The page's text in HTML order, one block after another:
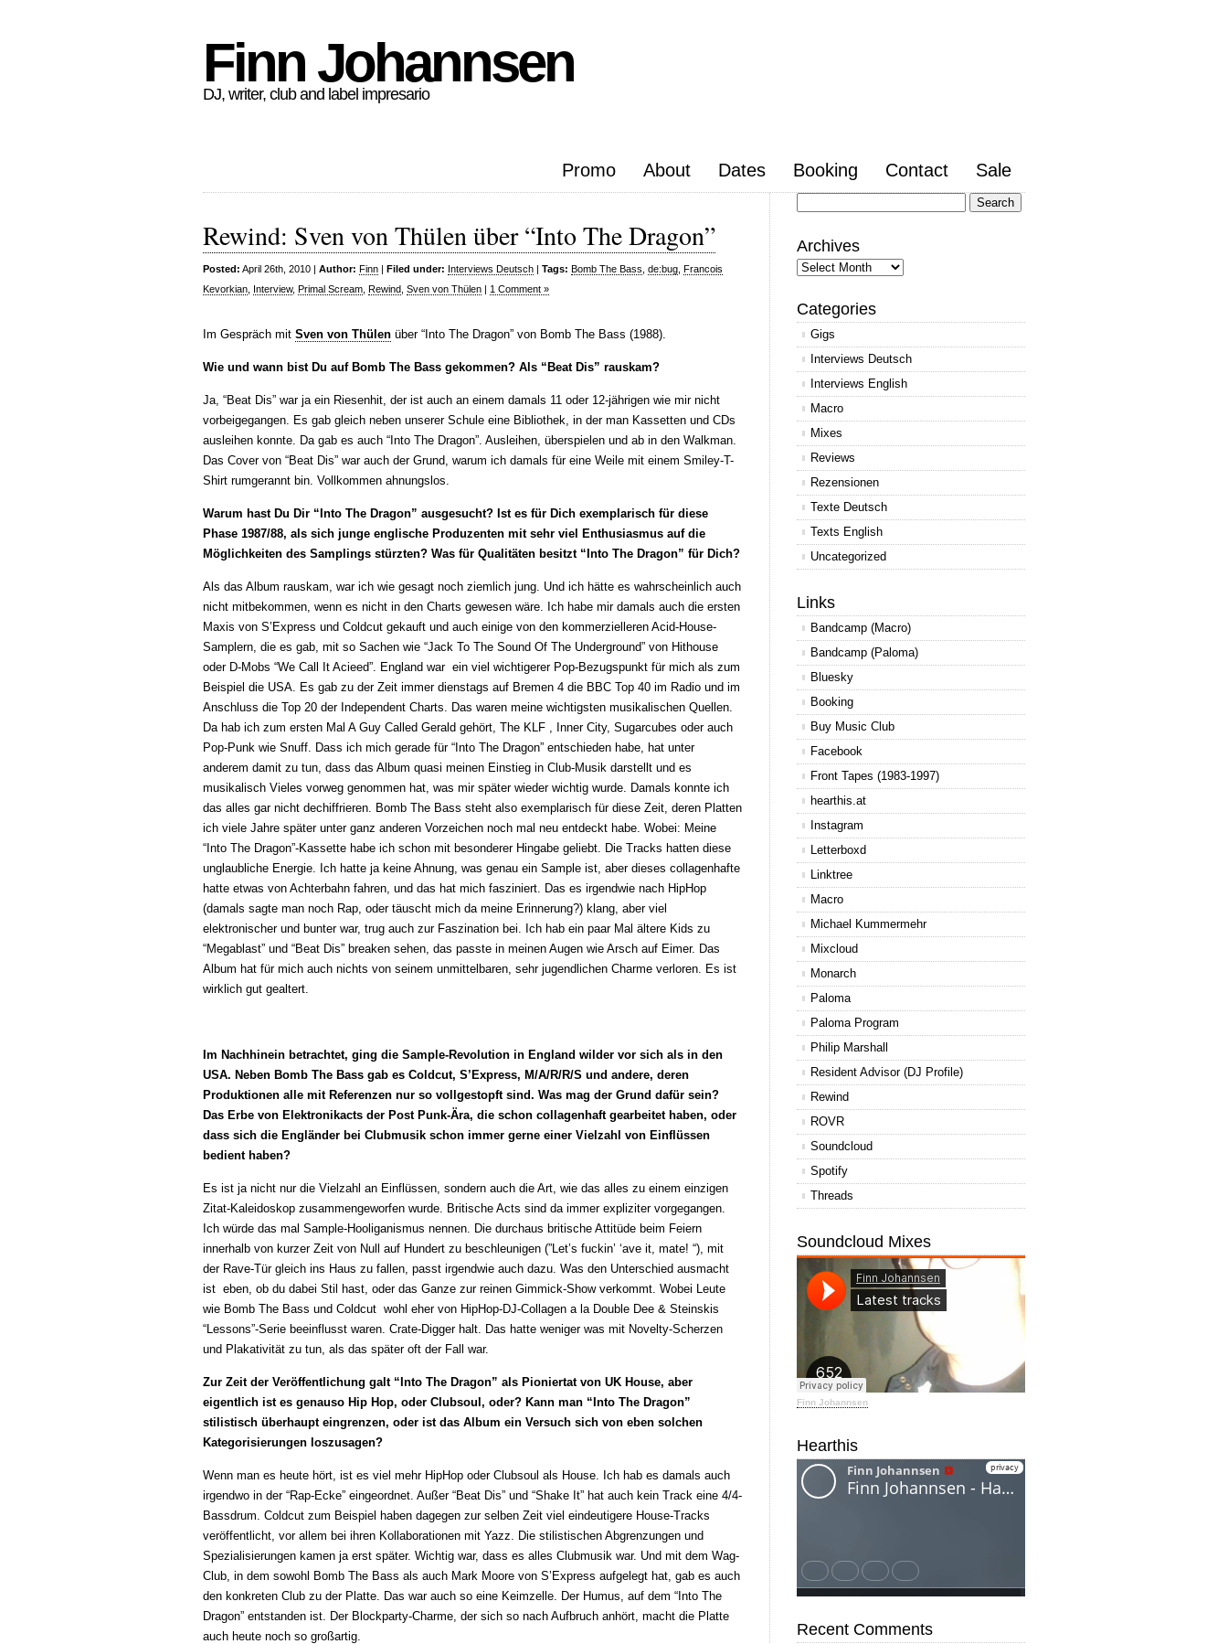
Finn Johannsen
DJ, writer, club and label impresario
Promo About Dates Booking Contact Sale
Rewind: Sven von Thülen über “Into The Dragon”
Posted: April 26th, 2010 | Author: Finn | Filed under: Interviews Deutsch | Tags: Bomb The Bass de:bug Francois
Kevorkian Interview, Primal Scream Rewind Sven von Thülen | 1 Comment »
Im Gespräch mit Sven von Thülen über “Into The Dragon” von Bomb The Bass (1988).
Wie und wann bist Du auf Bomb The Bass gekommen? Als “Beat Dis” rauskam?
Ja, “Beat Dis” war ja ein Riesenhit, der ist auch an einem damals 11 oder 12-jährigen wie mir nicht
vorbeigegangen. Es gab gleich neben unserer Schule eine Bibliothek, in der man Kassetten und CDs
ausleihen konnte. Da gab es auch “Into The Dragon”. Ausleihen, überspielen und ab in den Walkman.
Das Cover von “Beat Dis” war auch der Grund, warum ich damals für eine Weile mit einem Smiley-T-
Shirt rumgerannt bin. Vollkommen ahnungslos.
Warum hast Du Dir “Into The Dragon” ausgesucht? Ist es für Dich exemplarisch für diese
Phase 1987/88, als sich junge englische Produzenten mit sehr viel Enthusiasmus auf die
Möglichkeiten des Samplings stürzten? Was für Qualitäten besitzt “Into The Dragon” für Dich?
Als das Album rauskam, war ich wie gesagt noch ziemlich jung. Und ich hätte es wahrscheinlich auch
nicht mitbekommen, wenn es nicht in den Charts gewesen wäre. Ich habe mir damals auch die ersten
Maxis von S’Express und Coldcut gekauft und auch einige von den kommerzielleren Acid-House-
Samplern, die es gab, mit so Sachen wie “Jack To The Sound Of The Underground” von Hithouse
oder D-Mobs “We Call It Acieed”. England war ein viel wichtigerer Pop-Bezugspunkt für mich als zum
Beispiel die USA. Es gab zu der Zeit immer dienstags auf Bremen 4 die BBC Top 40 im Radio und im
Anschluss die Top 20 der Independent Charts. Das waren meine wichtigsten musikalischen Quellen.
Da hab ich zum ersten Mal A Guy Called Gerald gehört, The KLF , Inner City, Sugarcubes oder auch
Pop-Punk wie Snuff. Dass ich mich gerade für “Into The Dragon” entschieden habe, hat unter
anderem damit zu tun, dass das Album quasi meinen Einstieg in Club-Musik darstellt und es
musikalisch Vieles vorweg genommen hat, was mir später wieder wichtig wurde. Damals konnte ich
das alles gar nicht dechiffrieren. Bomb The Bass steht also exemplarisch für diese Zeit, deren Platten
ich viele Jahre später unter ganz anderen Vorzeichen noch mal neu entdeckt habe. Wobei: Meine
“Into The Dragon”-Kassette habe ich schon mit besonderer Hingabe geliebt. Die Tracks hatten diese
unglaubliche Energie. Ich hatte ja keine Ahnung, was genau ein Sample ist, aber dieses collagenhafte
hatte etwas von Achterbahn fahren, und das hat mich fasziniert. Das es irgendwie nach HipHop
(damals sagte man noch Rap, oder täuscht mich da meine Erinnerung?) klang, aber viel
elektronischer und bunter war, trug auch zur Faszination bei. Ich hab ein paar Mal ältere Kids zu
“Megablast” und “Beat Dis” breaken sehen, das passte in meinen Augen wie Arsch auf Eimer. Das
Album hat für mich auch nichts von seinem unmittelbaren, sehr jugendlichen Charme verloren. Es ist
wirklich gut gealtert.
Im Nachhinein betrachtet, ging die Sample-Revolution in England wilder vor sich als in den
USA. Neben Bomb The Bass gab es Coldcut, S’Express, M/A/R/R/S und andere, deren
Produktionen alle mit Referenzen nur so vollgestopft sind. Was mag der Grund dafür sein?
Das Erbe von Elektronikacts der Post Punk-Ära, die schon collagenhaft gearbeitet haben, oder
dass sich die Engländer bei Clubmusik schon immer gerne einer Vielzahl von Einflüssen
bedient haben?
Es ist ja nicht nur die Vielzahl an Einflüssen, sondern auch die Art, wie das alles zu einem einzigen
Zitat-Kaleidoskop zusammengeworfen wurde. Britische Acts sind da immer expliziter vorgegangen.
Ich würde das mal Sample-Hooliganismus nennen. Die durchaus britische Attitüde beim Feiern
innerhalb von kurzer Zeit von Null auf Hundert zu beschleunigen (”Let’s fuckin’ ‘ave it, mate! “), mit
der Rave-Tür gleich ins Haus zu fallen, passt irgendwie auch dazu. Was den Unterschied ausmacht
ist eben, ob du dabei Stil hast, oder das Ganze zur reinen Gimmick-Show verkommt. Wobei Leute
wie Bomb The Bass und Coldcut wohl eher von HipHop-DJ-Collagen a la Double Dee & Steinskis
“Lessons”-Serie beeinflusst waren. Crate-Digger halt. Das hatte weniger was mit Novelty-Scherzen
und Plakativität zu tun, als das später oft der Fall war.
Zur Zeit der Veröffentlichung galt “Into The Dragon” als Pioniertat von UK House, aber
eigentlich ist es genauso Hip Hop, oder Clubsoul, oder? Kann man “Into The Dragon”
stilistisch überhaupt eingrenzen, oder ist das Album ein Versuch sich von eben solchen
Kategorisierungen loszusagen?
Wenn man es heute hört, ist es viel mehr HipHop oder Clubsoul als House. Ich hab es damals auch
irgendwo in der “Rap-Ecke” eingeordnet. Außer “Beat Dis” und “Shake It” hat auch kein Track eine 4/4-
Bassdrum. Coldcut zum Beispiel haben dagegen zur selben Zeit viel eindeutigere House-Tracks
veröffentlicht, vor allem bei ihren Kollaborationen mit Yazz. Die stilistischen Abgrenzungen und
Spezialisierungen kamen ja erst später. Wichtig war, dass es alles Clubmusik war. Und mit dem Wag-
Club, in dem sowohl Bomb The Bass als auch Mark Moore von S’Express aufgelegt hat, gab es auch
den konkreten Club zu der Platte. Das war auch so eine Keimzelle. Der Humus, auf dem “Into The
Dragon” entstanden ist. Der Blockparty-Charme, der sich so nach Aufbruch anhört, macht die Platte
auch heute noch so großartig.
for:
Archives
Archives
Categories
Gigs
Interviews Deutsch
Interviews English
Macro
Mixes
Reviews
Rezensionen
Texte Deutsch
Texts English
Uncategorized
Links
Bandcamp (Macro)
Bandcamp (Paloma)
Bluesky
Booking
Buy Music Club
Facebook
Front Tapes (1983-1997)
hearthis.at
Instagram
Letterboxd
Linktree
Macro
Michael Kummermehr
Mixcloud
Monarch
Paloma
Paloma Program
Philip Marshall
Resident Advisor (DJ Profile)
Rewind
ROVR
Soundcloud
Spotify
Threads
Soundcloud Mixes
Finn Johannsen
Hearthis
Recent Comments